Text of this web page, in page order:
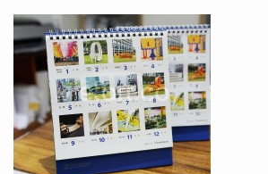
THIẾT KẾ MẪU VÀ SẢN
XUẤT LỊCH MAINETTI